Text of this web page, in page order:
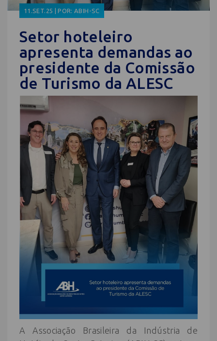
11.SET.25 | POR: ABIH-SC
Setor hoteleiro
apresenta demandas ao
presidente da Comissão
de Turismo da ALESC
A Associação Brasileira da Indústria de